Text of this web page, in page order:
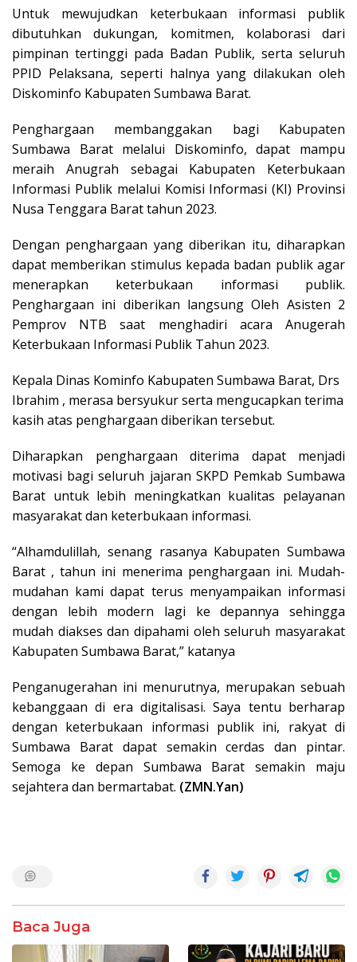
Untuk mewujudkan keterbukaan informasi publik
dibutuhkan dukungan, komitmen, kolaborasi dari
pimpinan tertinggi pada Badan Publik, serta seluruh
PPID Pelaksana, seperti halnya yang dilakukan oleh
Diskominfo Kabupaten Sumbawa Barat.
Penghargaan membanggakan bagi Kabupaten
Sumbawa Barat melalui Diskominfo, dapat mampu
meraih Anugrah sebagai Kabupaten Keterbukaan
Informasi Publik melalui Komisi Informasi (KI) Provinsi
Nusa Tenggara Barat tahun 2023.
Dengan penghargaan yang diberikan itu, diharapkan
dapat memberikan stimulus kepada badan publik agar
menerapkan keterbukaan informasi publik.
Penghargaan ini diberikan langsung Oleh Asisten 2
Pemprov NTB saat menghadiri acara Anugerah
Keterbukaan Informasi Publik Tahun 2023.
Kepala Dinas Kominfo Kabupaten Sumbawa Barat, Drs
Ibrahim , merasa bersyukur serta mengucapkan terima
kasih atas penghargaan diberikan tersebut.
Diharapkan penghargaan diterima dapat menjadi
motivasi bagi seluruh jajaran SKPD Pemkab Sumbawa
Barat untuk lebih meningkatkan kualitas pelayanan
masyarakat dan keterbukaan informasi.
“Alhamdulillah, senang rasanya Kabupaten Sumbawa
Barat , tahun ini menerima penghargaan ini. Mudah-
mudahan kami dapat terus menyampaikan informasi
dengan lebih modern lagi ke depannya sehingga
mudah diakses dan dipahami oleh seluruh masyarakat
Kabupaten Sumbawa Barat,” katanya
Penganugerahan ini menurutnya, merupakan sebuah
kebanggaan di era digitalisasi. Saya tentu berharap
dengan keterbukaan informasi publik ini, rakyat di
Sumbawa Barat dapat semakin cerdas dan pintar.
Semoga ke depan Sumbawa Barat semakin maju
sejahtera dan bermartabat. (ZMN.Yan)
Baca Juga